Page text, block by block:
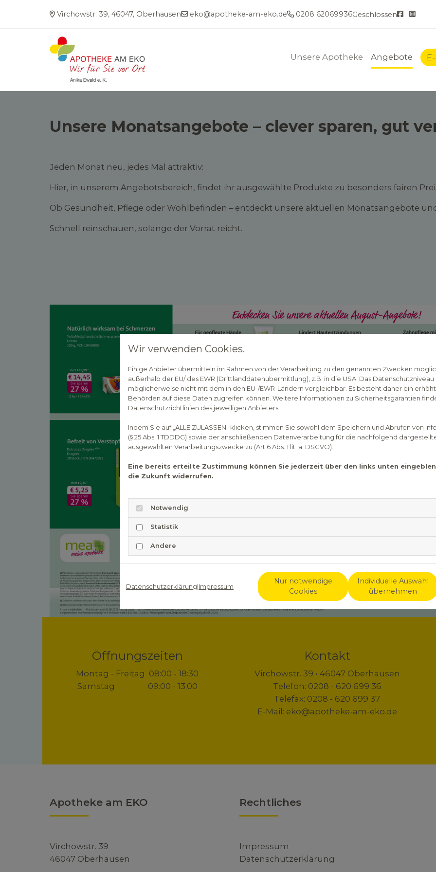
Virchowstr. 39, 46047, Oberhausen eko@apotheke-am-eko.de 0208 62069936Geschlossen
Unsere Apotheke Angebote
Unsere Monatsangebote – clever sparen, gut
Jeden Monat neu, jedes Mal attraktiv:
Hier, in unserem Angebotsbereich, findet ihr ausgewählte Produkte zu besonders fairen
Ob Gesundheit, Pflege oder Wohlbefinden – entdeckt unsere aktuellen Monatsangebote
Schnell reinschauen, solange der Vorrat reicht.
Öffnungszeiten
Montag - Freitag 08:00 - 18:30
Samstag 09:00 - 13:00
Kontakt
Virchowstr. 39 • 46047 Oberhausen
Telefon: 0208 - 620 699 36
Telefax: 0208 - 620 699 37
E-Mail: eko@apotheke-am-eko.de
Apotheke am EKO
Virchowstr. 39
46047 Oberhausen
Rechtliches
Impressum
Datenschutzerklärung
Wir verwenden Cookies.
Einige Anbieter übermitteln im Rahmen von der Verarbeitung zu den genannten Zwecken
außerhalb der EU/ des EWR (Drittlanddatenübermittlung), z.B. in die USA. Das Datenschutzniveau
möglicherweise nicht mit dem in den EU-/EWR-Ländern vergleichbar. Es besteht daher ein
Behörden auf diese Daten zugreifen können. Weitere Informationen zu Sicherheitsgarantien
Datenschutzrichtlinien des jeweiligen Anbieters.
Indem Sie auf „ALLE ZULASSEN" klicken, stimmen Sie sowohl dem Speichern und Abrufen von
(§ 25 Abs. 1 TDDDG) sowie der anschließenden Datenverarbeitung für die nachfolgend
ausgewählten Verarbeitungszwecke zu (Art 6 Abs. 1 lit. a. DSGVO).
Eine bereits erteilte Zustimmung können Sie jederzeit über den links unten
die Zukunft widerrufen.
Notwendig
Statistik
Andere
Datenschutzerklärung|Impressum
Nur notwendige
Cookies
Individuelle Auswahl
übernehmen